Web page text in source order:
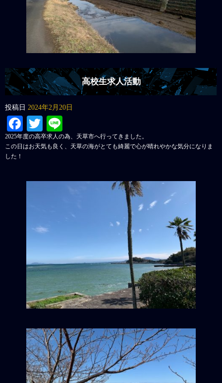
高校生求人活動
投稿日 2024年2月20日
Facebook
Twitter
2025年度の高卒求人の為、天草市へ行ってきました。
この日はお天気も良く、天草の海がとても綺麗で心が晴れやかな気分になりま
した！